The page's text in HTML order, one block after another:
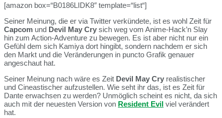
[amazon box=“B0186LIDK8″ template=“list“]
Seiner Meinung, die er via Twitter verkündete, ist es wohl Zeit für
Capcom und Devil May Cry sich weg vom Anime-Hack’n Slay
hin zum Action-Adventure zu bewegen. Es ist aber nicht nur ein
Gefühl dem sich Kamiya dort hingibt, sondern nachdem er sich
den Markt und die Veränderungen in puncto Grafik genauer
angeschaut hat.
Seiner Meinung nach wäre es Zeit Devil May Cry realistischer
und Cineastischer aufzustellen. Wie seht ihr das, ist es Zeit für
Dante erwachsen zu werden? Unmöglich scheint es nicht, da sich
auch mit der neuesten Version von Resident Evil viel verändert
hat.